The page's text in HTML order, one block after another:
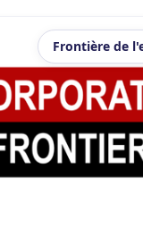
Frontière de